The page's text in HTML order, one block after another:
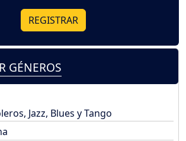
REGISTRAR
GÉNEROS
Jazz, Blues y Tango